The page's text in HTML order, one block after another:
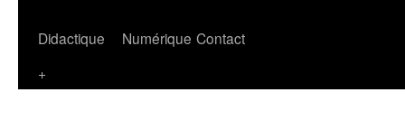
Didactique
+
Numérique Contact